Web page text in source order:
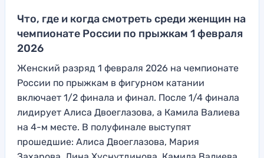
Что, где и когда смотреть среди женщин на
чемпионате России по прыжкам 1 февраля
2026
Женский разряд 1 февраля 2026 на чемпионате
России по прыжкам в фигурном катании
включает 1/2 финала и финал. После 1/4 финала
лидирует Алиса Двоеглазова, а Камила Валиева
на 4-м месте. В полуфинале выступят
прошедшие: Алиса Двоеглазова, Мария